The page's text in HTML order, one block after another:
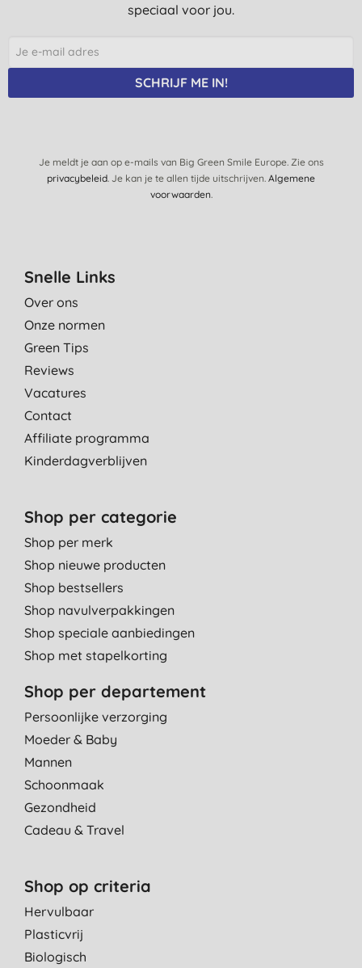
speciaal voor jou.
SCHRIJF ME IN!
Je meldt je aan op e-mails van Big Green Smile Europe. Zie ons
privacybeleid. Je kan je te allen tijde uitschrijven. Algemene
voorwaarden.
Snelle Links
Over ons
Onze normen
Green Tips
Reviews
Vacatures
Contact
Affiliate programma
Kinderdagverblijven
Shop per categorie
Shop per merk
Shop nieuwe producten
Shop bestsellers
Shop navulverpakkingen
Shop speciale aanbiedingen
Shop met stapelkorting
Shop per departement
Persoonlijke verzorging
Moeder & Baby
Mannen
Schoonmaak
Gezondheid
Cadeau & Travel
Shop op criteria
Hervulbaar
Plasticvrij
Biologisch